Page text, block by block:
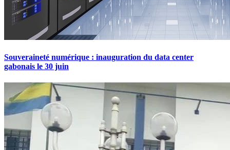
Souveraineté numérique : inauguration du data center
gabonais le 30 juin